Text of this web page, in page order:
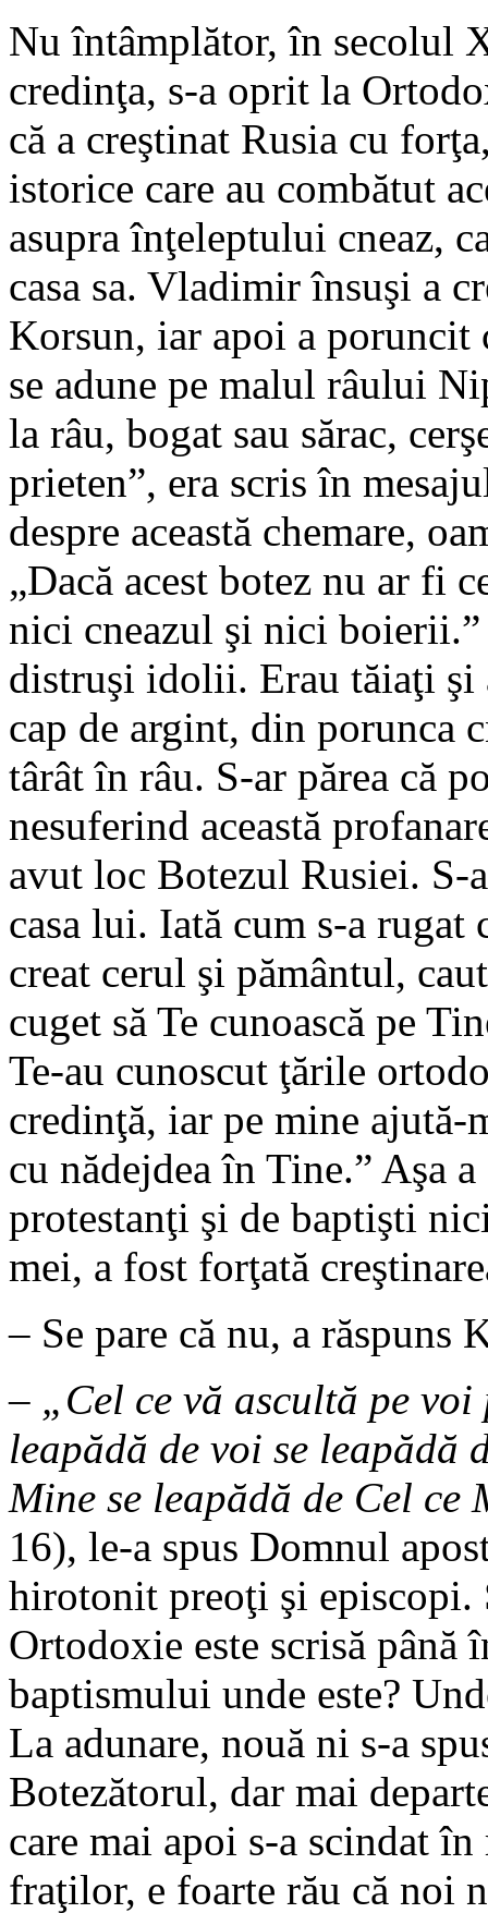
Nu întâmplător, în secolul
credinţa, s-a oprit la
că a creştinat Rusia cu
istorice care au combătut
asupra înţeleptului cneaz,
casa sa. Vladimir însuşi a
Korsun, iar apoi a poruncit
se adune pe malul râului
la râu, bogat sau sărac,
prieten”, era scris în
despre această chemare,
„Dacă acest botez nu ar fi
nici cneazul şi nici
distruşi idolii. Erau tăiaţi
cap de argint, din porunca
târât în râu. S-ar părea că
nesuferind această
avut loc Botezul Rusiei. S-
casa lui. Iată cum s-a rugat
creat cerul şi pământul,
cuget să Te cunoască pe
Te-au cunoscut ţările
credinţă, iar pe mine ajută-
cu nădejdea în Tine.” Aşa
protestanţi şi de baptişti
mei, a fost forţată
– Se pare că nu, a răspuns
– „Cel ce vă ascultă pe
leapădă de voi se leapădă
Mine se leapădă de Cel
16), le-a spus Domnul
hirotonit preoţi şi episcopi.
Ortodoxie este scrisă până
baptismului unde este?
La adunare, nouă ni s-a
Botezătorul, dar mai
care mai apoi s-a scindat
fraţilor, e foarte rău că noi